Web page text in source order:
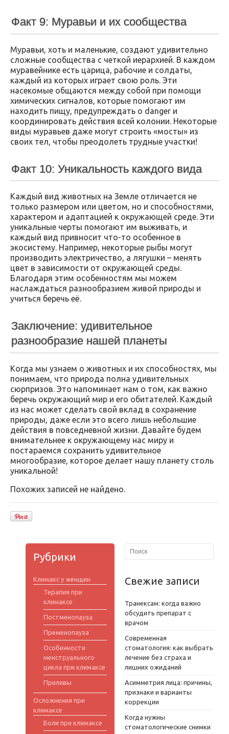
Факт 9: Муравьи и их сообщества
Муравьи, хоть и маленькие, создают удивительно
сложные сообщества с четкой иерархией. В каждом
муравейнике есть царица, рабочие и солдаты,
каждый из которых играет свою роль. Эти
насекомые общаются между собой при помощи
химических сигналов, которые помогают им
находить пищу, предупреждать о danger и
координировать действия всей колонии. Некоторые
виды муравьев даже могут строить «мосты» из
своих тел, чтобы преодолеть трудные участки!
Факт 10: Уникальность каждого вида
Каждый вид животных на Земле отличается не
только размером или цветом, но и способностями,
характером и адаптацией к окружающей среде. Эти
уникальные черты помогают им выживать, и
каждый вид привносит что-то особенное в
экосистему. Например, некоторые рыбы могут
производить электричество, а лягушки – менять
цвет в зависимости от окружающей среды.
Благодаря этим особенностям мы можем
наслаждаться разнообразием живой природы и
учиться беречь её.
Заключение: удивительное
разнообразие нашей планеты
Когда мы узнаем о животных и их способностях, мы
понимаем, что природа полна удивительных
сюрпризов. Это напоминает нам о том, как важно
беречь окружающий мир и его обитателей. Каждый
из нас может сделать свой вклад в сохранение
природы, даже если это всего лишь небольшие
действия в повседневной жизни. Давайте будем
внимательнее к окружающему нас миру и
постараемся сохранить удивительное
многообразие, которое делает нашу планету столь
уникальной!
Похожих записей не найдено.
Рубрики
Климакс у женщин
Терапия при
климаксе
Постменопауза
Пременопауза
Особенности
менструального
цикла при климаксе
Приливы
Осложнения при
климаксе
Боли при климаксе
Свежие записи
Транексам: когда важно
обсудить препарат с
врачом
Современная
стоматология: как выбрать
лечение без страха и
лишних ожиданий
Асимметрия лица: причины,
признаки и варианты
коррекции
Когда нужны
стоматологические снимки